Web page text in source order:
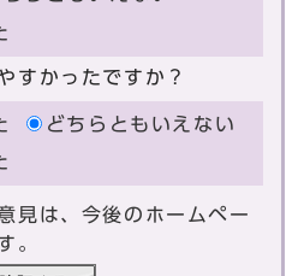
すかったですか？
どちらともいえない
見は、今後のホームペー
。